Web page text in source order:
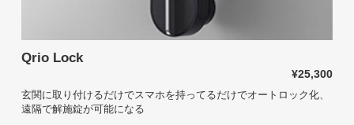
Qrio Lock
¥25,300
玄関に取り付けるだけでスマホを持ってるだけでオートロック化、
遠隔で解施錠が可能になる